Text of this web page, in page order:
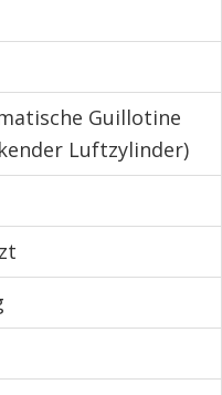
Guillotine
Luftzylinder)